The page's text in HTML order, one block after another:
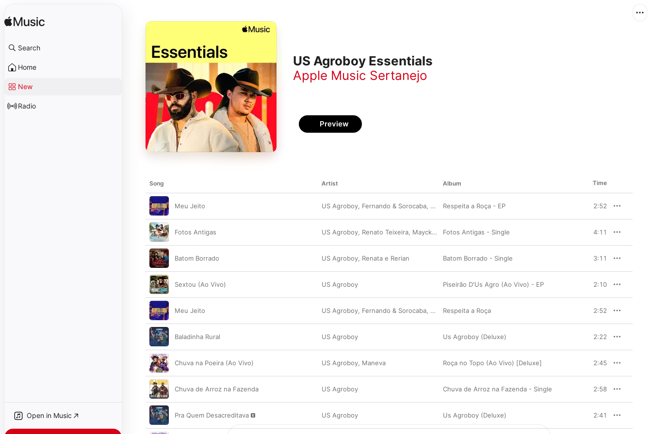
Search
Home
New
Radio
Open in Music
US Agroboy Essentials
Apple Music Sertanejo
Preview
Song Artist Album Time
Meu Jeito US Agroboy, Fernando & Sorocaba, Fiduma & Jeca
Respeita a Roça - EP 2:52
Fotos Antigas US Agroboy, Renato Teixeira, Mayck & Lyan Fotos Antigas - Single 4:11
Batom Borrado US Agroboy, Renata e Rerian Batom Borrado - Single 3:11
Sextou (Ao Vivo) US Agroboy Piseirão D'Us Agro (Ao Vivo) - EP 2:10
Meu Jeito US Agroboy, Fernando & Sorocaba, Fiduma & Jeca
Respeita a Roça 2:52
Baladinha Rural US Agroboy Us Agroboy (Deluxe) 2:22
Chuva na Poeira (Ao Vivo) US Agroboy, Maneva Roça no Topo (Ao Vivo) [Deluxe] 2:45
Chuva de Arroz na Fazenda US Agroboy Chuva de Arroz na Fazenda - Single 2:58
Pra Quem Desacreditava US Agroboy Us Agroboy (Deluxe) 2:41